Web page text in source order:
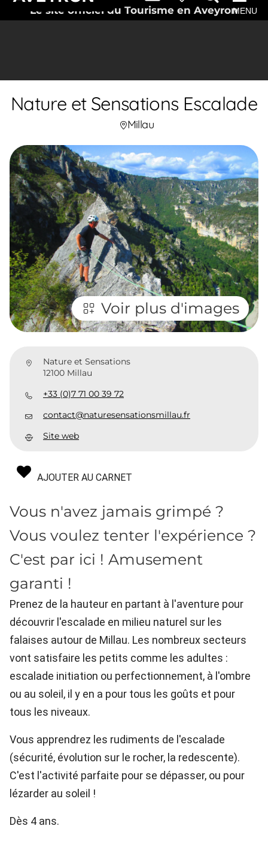
Le site officiel du Tourisme en AveyronMENU
Nature et Sensations Escalade
Millau
Voir plus d'images
Nature et Sensations
12100 Millau
+33 (0)7 71 00 39 72
contact@naturesensationsmillau.fr
Site web
AJOUTER AU CARNET
Vous n'avez jamais grimpé ?
Vous voulez tenter l'expérience ?
C'est par ici ! Amusement
garanti !
Prenez de la hauteur en partant à l'aventure pour
découvrir l'escalade en milieu naturel sur les
falaises autour de Millau. Les nombreux secteurs
vont satisfaire les petits comme les adultes :
escalade initiation ou perfectionnement, à l'ombre
ou au soleil, il y en a pour tous les goûts et pour
tous les niveaux.
Vous apprendrez les rudiments de l'escalade
(sécurité, évolution sur le rocher, la redescente).
C'est l'activité parfaite pour se dépasser, ou pour
lézarder au soleil !
Dès 4 ans.